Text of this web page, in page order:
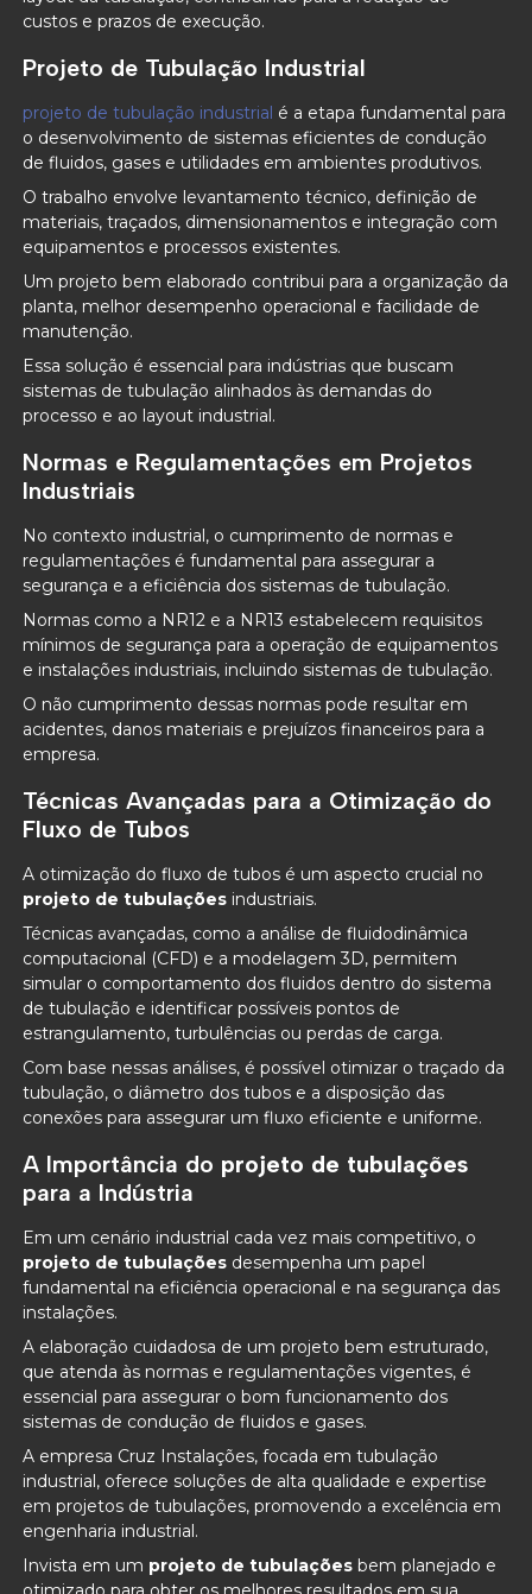
custos e prazos de execução.
Projeto de Tubulação Industrial
projeto de tubulação industrial é a etapa fundamental para
o desenvolvimento de sistemas eficientes de condução
de fluidos, gases e utilidades em ambientes produtivos.
O trabalho envolve levantamento técnico, definição de
materiais, traçados, dimensionamentos e integração com
equipamentos e processos existentes.
Um projeto bem elaborado contribui para a organização da
planta, melhor desempenho operacional e facilidade de
manutenção.
Essa solução é essencial para indústrias que buscam
sistemas de tubulação alinhados às demandas do
processo e ao layout industrial.
Normas e Regulamentações em Projetos
Industriais
No contexto industrial, o cumprimento de normas e
regulamentações é fundamental para assegurar a
segurança e a eficiência dos sistemas de tubulação.
Normas como a NR12 e a NR13 estabelecem requisitos
mínimos de segurança para a operação de equipamentos
e instalações industriais, incluindo sistemas de tubulação.
O não cumprimento dessas normas pode resultar em
acidentes, danos materiais e prejuízos financeiros para a
empresa.
Técnicas Avançadas para a Otimização do
Fluxo de Tubos
A otimização do fluxo de tubos é um aspecto crucial no
projeto de tubulações industriais.
Técnicas avançadas, como a análise de fluidodinâmica
computacional (CFD) e a modelagem 3D, permitem
simular o comportamento dos fluidos dentro do sistema
de tubulação e identificar possíveis pontos de
estrangulamento, turbulências ou perdas de carga.
Com base nessas análises, é possível otimizar o traçado da
tubulação, o diâmetro dos tubos e a disposição das
conexões para assegurar um fluxo eficiente e uniforme.
A Importância do projeto de tubulações
para a Indústria
Em um cenário industrial cada vez mais competitivo, o
projeto de tubulações desempenha um papel
fundamental na eficiência operacional e na segurança das
instalações.
A elaboração cuidadosa de um projeto bem estruturado,
que atenda às normas e regulamentações vigentes, é
essencial para assegurar o bom funcionamento dos
sistemas de condução de fluidos e gases.
A empresa Cruz Instalações, focada em tubulação
industrial, oferece soluções de alta qualidade e expertise
em projetos de tubulações, promovendo a excelência em
engenharia industrial.
Invista em um projeto de tubulações bem planejado e